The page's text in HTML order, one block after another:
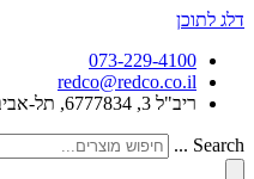
דלג לתוכן
073-229-4100
redco@redco.co.il
ריב"ל 3, 6777834, תל-אביב
Search ...